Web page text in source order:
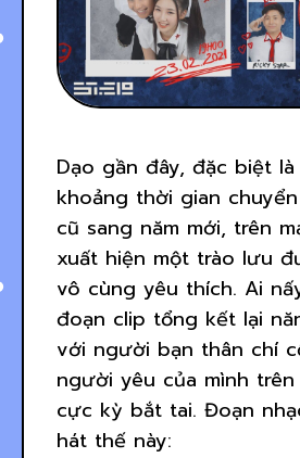
Dạo gần đây, đặc biệt
khoảng thời gian
cũ sang năm mới, trên
xuất hiện một trào lưu
vô cùng yêu thích. Ai
đoạn clip tổng kết lại
với người bạn thân chí
người yêu của mình
cực kỳ bắt tai. Đoạn
hát thế này: